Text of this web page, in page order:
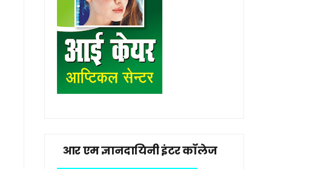
आर एम ज्ञानदायिनी इंटर कॉलेज